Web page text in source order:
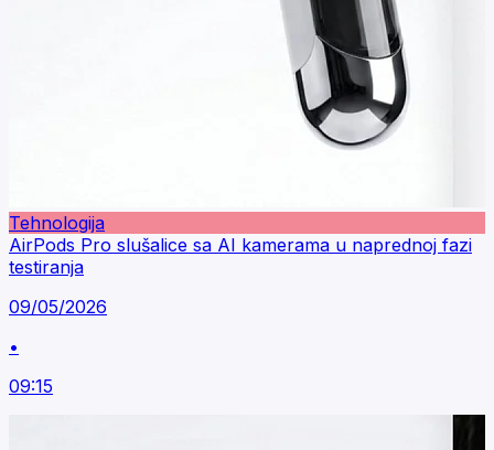
Tehnologija
AirPods Pro slušalice sa AI kamerama u naprednoj fazi
testiranja
09/05/2026
•
09:15